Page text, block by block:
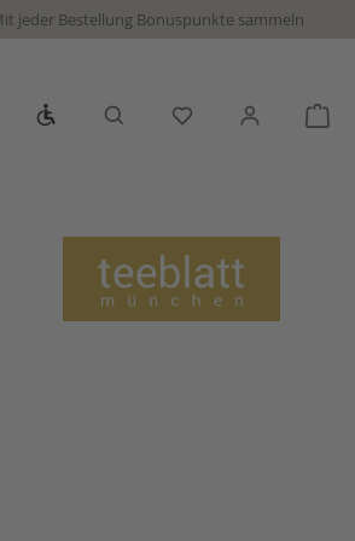
jeder Bestellung Bonuspunkte sammeln
Werkzeugleiste anzeigen
Du hast 0